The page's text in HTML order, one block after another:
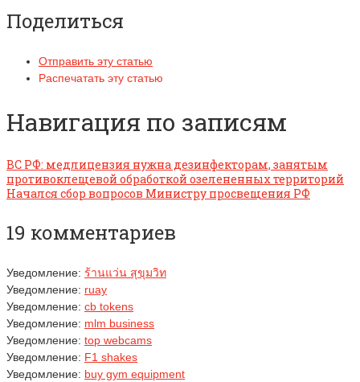
Поделиться
Отправить эту статью
Распечатать эту статью
Навигация по записям
ВС РФ: медлицензия нужна дезинфекторам, занятым
противоклещевой обработкой озелененных территорий
Начался сбор вопросов Министру просвещения РФ
19 комментариев
Уведомление: ร้านแว่น สุขุมวิท
Уведомление: ruay
Уведомление: cb tokens
Уведомление: mlm business
Уведомление: top webcams
Уведомление: F1 shakes
Уведомление: buy gym equipment